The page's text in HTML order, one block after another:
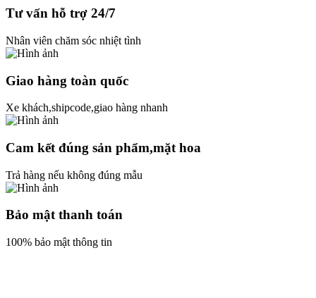
Tư vấn hỗ trợ 24/7
Nhân viên chăm sóc nhiệt tình
Giao hàng toàn quốc
Xe khách,shipcode,giao hàng nhanh
Cam kết đúng sản phẩm,mặt hoa
Trả hàng nếu không đúng mẫu
Bảo mật thanh toán
100% bảo mật thông tin